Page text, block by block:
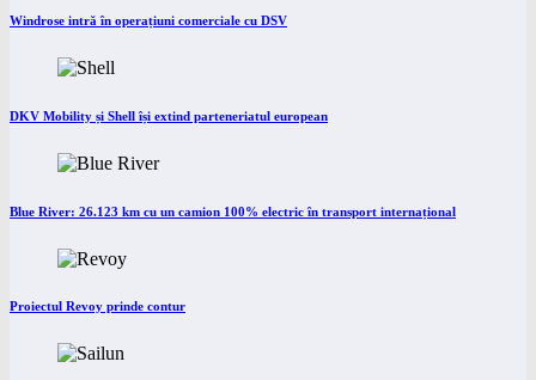
Windrose intră în operațiuni comerciale cu DSV
DKV Mobility și Shell își extind parteneriatul european
Blue River: 26.123 km cu un camion 100% electric în transport internațional
Proiectul Revoy prinde contur